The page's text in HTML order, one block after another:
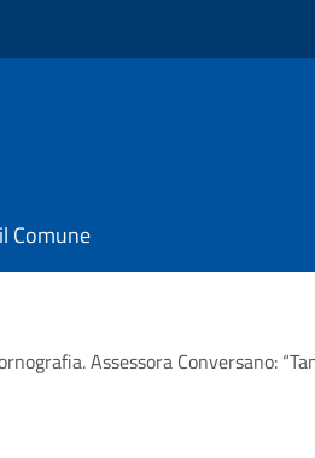
Comune
Assessora Conversano: